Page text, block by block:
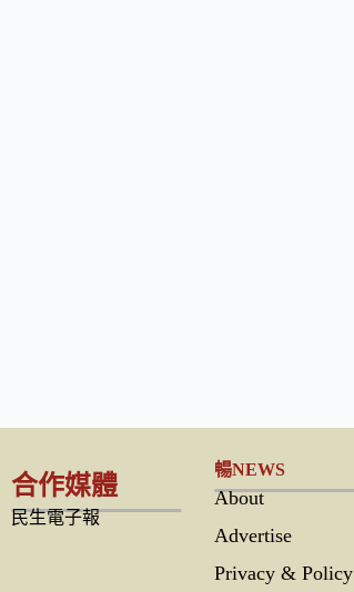
合作媒體
民生電子報
暢NEWS
About
Advertise
Privacy & Policy